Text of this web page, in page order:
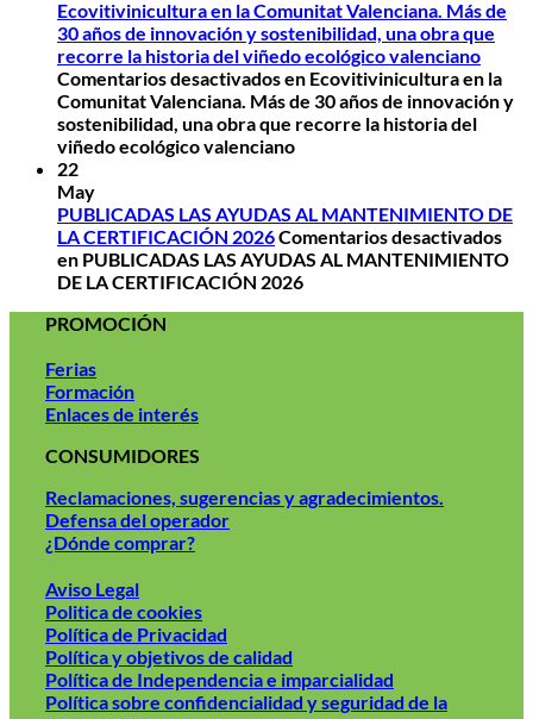
Ecovitivinicultura en la Comunitat Valenciana. Más de
30 años de innovación y sostenibilidad, una obra que
recorre la historia del viñedo ecológico valenciano
Comentarios desactivadosen Ecovitivinicultura en la
Comunitat Valenciana. Más de 30 años de innovación y
sostenibilidad, una obra que recorre la historia del
viñedo ecológico valenciano
22
May
PUBLICADAS LAS AYUDAS AL MANTENIMIENTO DE
LA CERTIFICACIÓN 2026Comentarios desactivados
en PUBLICADAS LAS AYUDAS AL MANTENIMIENTO
DE LA CERTIFICACIÓN 2026
PROMOCIÓN
Ferias
Formación
Enlaces de interés
CONSUMIDORES
Reclamaciones, sugerencias y agradecimientos.
Defensa del operador
¿Dónde comprar?
Aviso Legal
Politica de cookies
Política de Privacidad
Política y objetivos de calidad
Política de Independencia e imparcialidad
Política sobre confidencialidad y seguridad de la